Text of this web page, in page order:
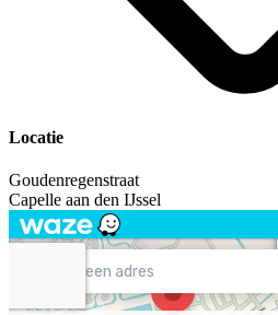
Locatie
Goudenregenstraat
Capelle aan den IJssel